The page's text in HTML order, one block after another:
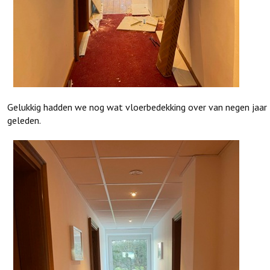
Gelukkig hadden we nog wat vloerbedekking over van negen jaar
geleden.